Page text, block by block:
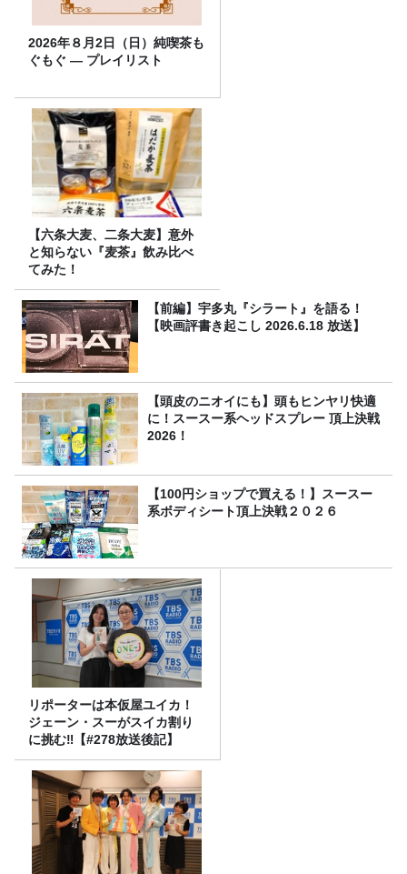
2026年８月2日（日）純喫茶も
ぐもぐ ― プレイリスト
【六条大麦、二条大麦】意外
と知らない『麦茶』飲み比べ
てみた！
【前編】宇多丸『シラート』を語る！
【映画評書き起こし 2026.6.18 放送】
【頭皮のニオイにも】頭もヒンヤリ快適
に！スースー系ヘッドスプレー 頂上決戦
2026！
【100円ショップで買える！】スースー
系ボディシート頂上決戦２０２６
リポーターは本仮屋ユイカ！
ジェーン・スーがスイカ割り
に挑む‼【#278放送後記】